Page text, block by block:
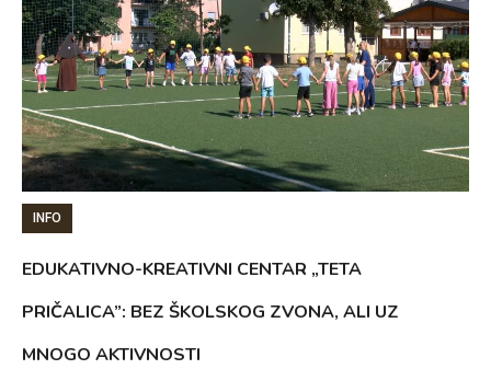
INFO
EDUKATIVNO-KREATIVNI CENTAR „TETA
PRIČALICA”: BEZ ŠKOLSKOG ZVONA, ALI UZ
MNOGO AKTIVNOSTI